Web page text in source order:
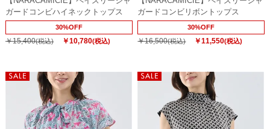
ガードコンビハイネックトップス
30%OFF
￥15,400(税込) ￥10,780(税込)
ガードコンビリボントップス
30%OFF
￥16,500(税込) ￥11,550(税込)